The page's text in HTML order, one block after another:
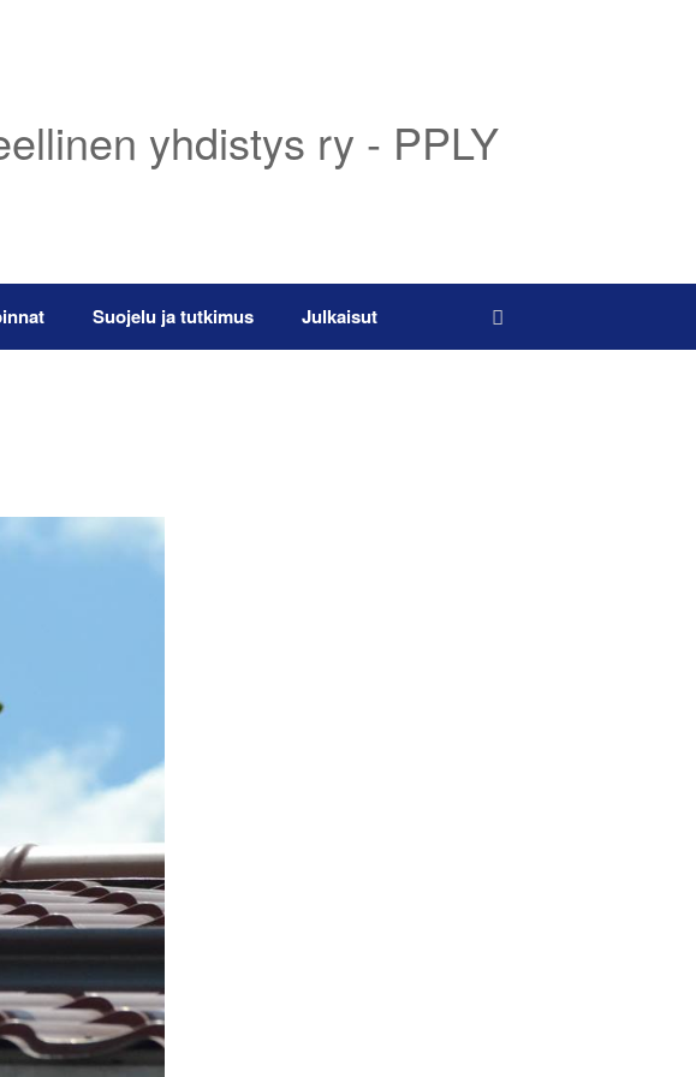
yhdistys ry - PPLY
Suojelu ja tutkimus Julkaisut